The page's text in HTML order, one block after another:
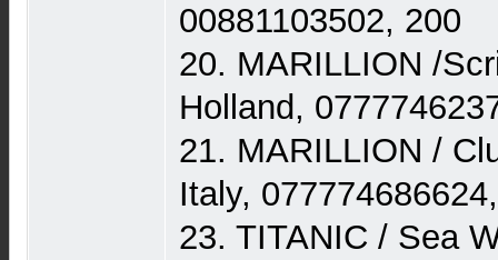
00881103502, 200
20. MARILLION /
Holland,
21. MARILLION /
Italy,
23. TITANIC / Sea